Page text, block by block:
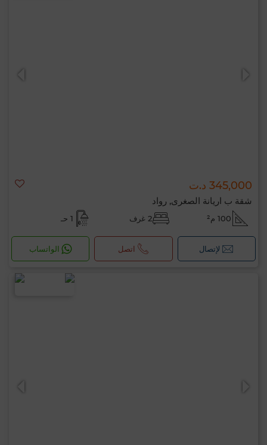
345,000 د.ت
شقة ب اريانة الصغرى, رواد
100 م² 2 غرف 1 حـ
لإتصال اتصل الواتساب